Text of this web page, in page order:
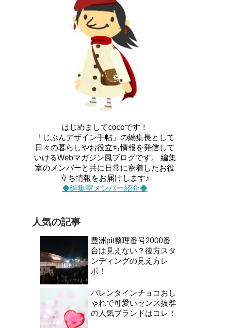
はじめましてcocoです！
「じぶんデザイン手帖」の編集長として
日々の暮らしやお役立ち情報を発信して
いけるWebマガジン風ブログです。 編集
室のメンバーと共に日常に密着したお役
立ち情報をお届けします♪
◆編集室メンバー紹介◆
人気の記事
豊洲pit整理番号2000番
台は見えない？後方スタ
ンディングの見え方レ
ポ！
バレンタインチョコおし
ゃれで可愛いセンス抜群
の人気ブランドはコレ！